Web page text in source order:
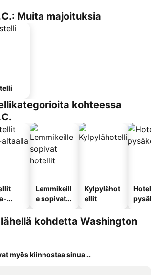
Muita majoituksia
kohteessa
Lemmikeill
e sopivat
Kylpylähot
ellit
kohdetta Washington
myös kiinnostaa sinua...